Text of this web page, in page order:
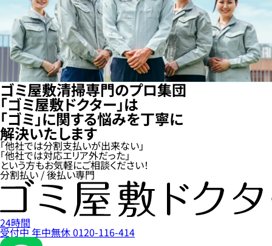
ゴミ屋敷清掃専門のプロ集団
「ゴミ屋敷ドクター」は
「ゴミ」に関する悩みを丁寧に
解決いたします
「他社では分割支払いが出来ない」
「他社では対応エリア外だった」
という方もお気軽にご相談ください！
分割払い / 後払い専門
24時間
受付中年中無休0120-116-414